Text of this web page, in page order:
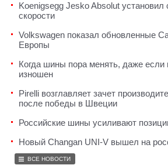
Koenigsegg Jesko Absolut установил
скорости
Volkswagen показал обновленные
Европы
Когда шины пора менять, даже если
изношен
Pirelli возглавляет зачет
после победы в Швеции
Российские шины усиливают
Новый Changan UNI-V вышел на
ВСЕ НОВОСТИ